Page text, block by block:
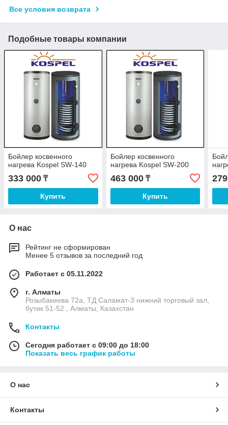
Все условия возврата
Подобные товары компании
Бойлер косвенного
нагрева Kospel SW-140
333 000 ₸
Купить
Бойлер косвенного
нагрева Kospel SW-200
463 000₸
Купить
О нас
Рейтинг не сформирован
Менее 5 отзывов за последний год
Работает с 05.11.2022
г. Алматы
Розыбакиева 72а, ТД Саламат-3 нижний торговый зал,
бутик 51-52., Алматы, Казахстан
Контакты
Сегодня работает с 09:00 до 18:00
Показать весь график работы
О нас
Контакты